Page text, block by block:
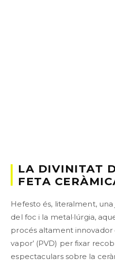
LA DIVINITAT
FETA
Hefesto és, literalment,
del foc i la metal·lúrgia,
procés altament innovador
vapor’ (PVD) per fixar
espectaculars sobre la